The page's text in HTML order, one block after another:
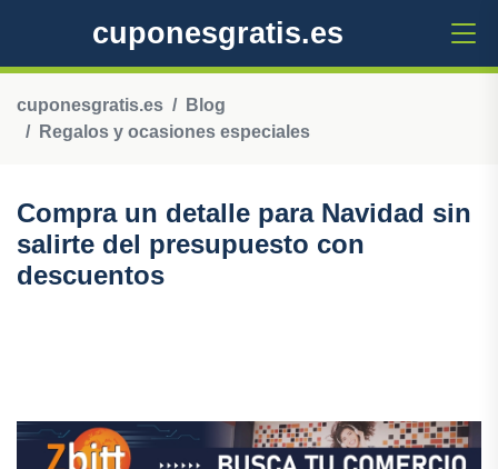
cuponesgratis.es
cuponesgratis.es
Blog
Regalos y ocasiones especiales
Compra un detalle para Navidad sin
salirte del presupuesto con
descuentos